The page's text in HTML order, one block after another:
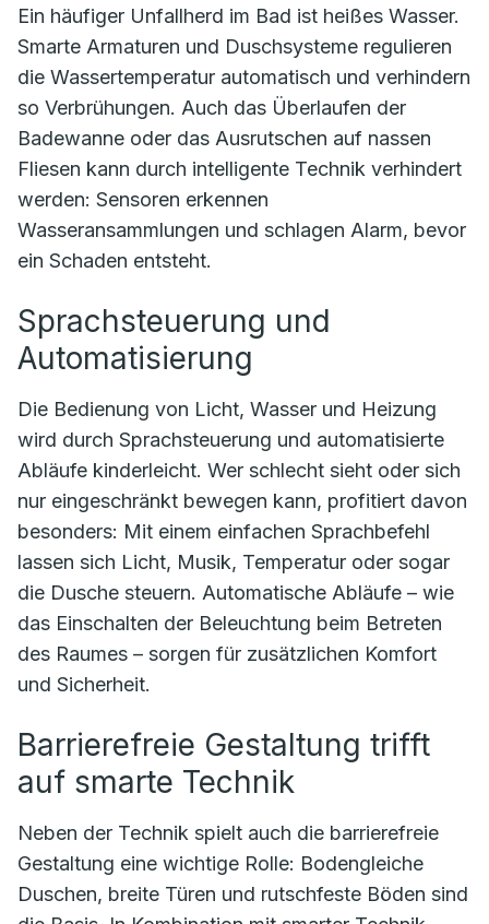
Ein häufiger Unfallherd im Bad ist heißes Wasser.
Smarte Armaturen und Duschsysteme regulieren
die Wassertemperatur automatisch und verhindern
so Verbrühungen. Auch das Überlaufen der
Badewanne oder das Ausrutschen auf nassen
Fliesen kann durch intelligente Technik verhindert
werden: Sensoren erkennen
Wasseransammlungen und schlagen Alarm, bevor
ein Schaden entsteht.
Sprachsteuerung und
Automatisierung
Die Bedienung von Licht, Wasser und Heizung
wird durch Sprachsteuerung und automatisierte
Abläufe kinderleicht. Wer schlecht sieht oder sich
nur eingeschränkt bewegen kann, profitiert davon
besonders: Mit einem einfachen Sprachbefehl
lassen sich Licht, Musik, Temperatur oder sogar
die Dusche steuern. Automatische Abläufe – wie
das Einschalten der Beleuchtung beim Betreten
des Raumes – sorgen für zusätzlichen Komfort
und Sicherheit.
Barrierefreie Gestaltung trifft
auf smarte Technik
Neben der Technik spielt auch die barrierefreie
Gestaltung eine wichtige Rolle: Bodengleiche
Duschen, breite Türen und rutschfeste Böden sind